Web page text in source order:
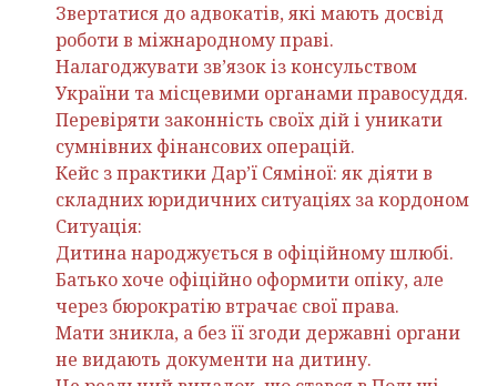
Звертатися до адвокатів, які мають досвід
роботи в міжнародному праві.
Налагоджувати зв’язок із консульством
України та місцевими органами правосуддя.
Перевіряти законність своїх дій і уникати
сумнівних фінансових операцій.
Кейс з практики Дар’ї Сяміної: як діяти в
складних юридичних ситуаціях за кордоном
Ситуація:
Дитина народжується в офіційному шлюбі.
Батько хоче офіційно оформити опіку, але
через бюрократію втрачає свої права.
Мати зникла, а без її згоди державні органи
не видають документи на дитину.